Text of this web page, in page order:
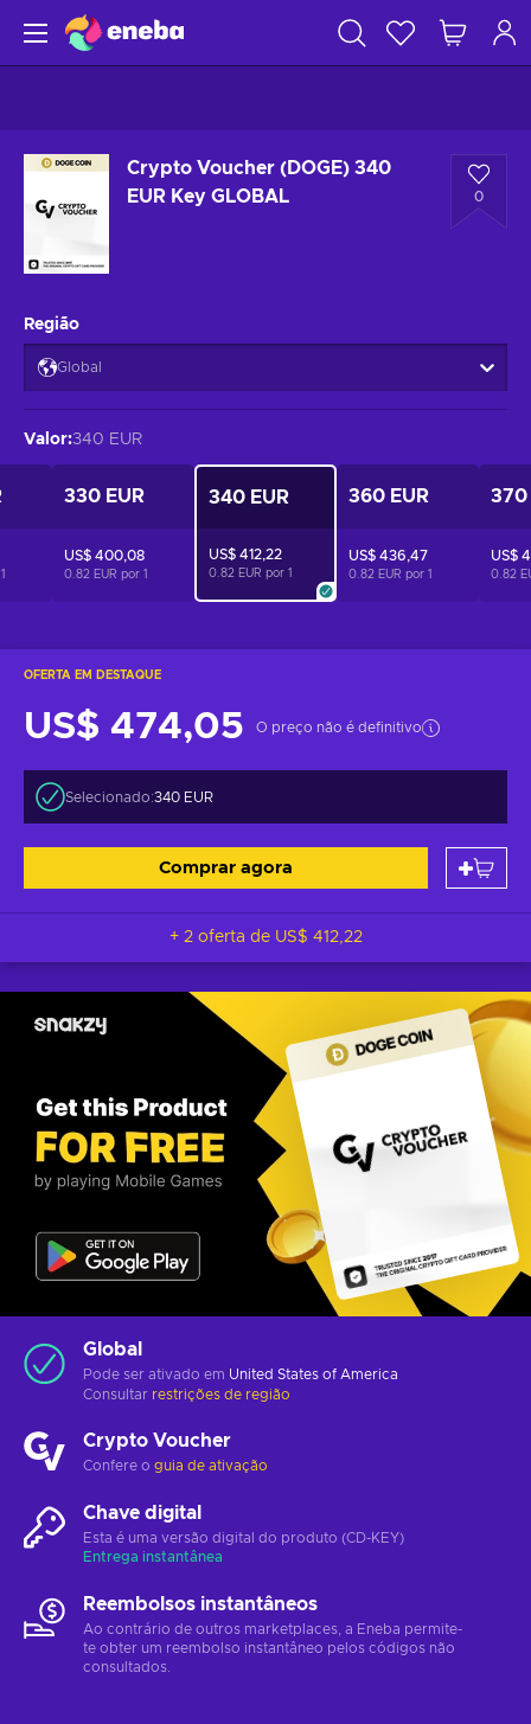
Crypto Voucher (DOGE) 340
EUR Key GLOBAL
0
OFERTA EM DESTAQUE
US$ 474,05 O preço não é definitivo
Selecionado:340 EUR
Comprar agora
+ 2 oferta de US$ 412,22
Global
Pode ser ativado em United States of America
Consultar restrições de região
Crypto Voucher
Confere o guia de ativação
Chave digital
Esta é uma versão digital do produto (CD-KEY)
Entrega instantânea
Reembolsos instantâneos
Ao contrário de outros marketplaces, a Eneba permite-
te obter um reembolso instantâneo pelos códigos não
consultados.
Região
Global
Valor:340 EUR
1
330 EUR
US$ 400,08
0.82 EUR por 1
340 EUR
US$ 412,22
0.82 EUR por 1
360 EUR
US$ 436,47
0.82 EUR por 1
370
US$
0.82